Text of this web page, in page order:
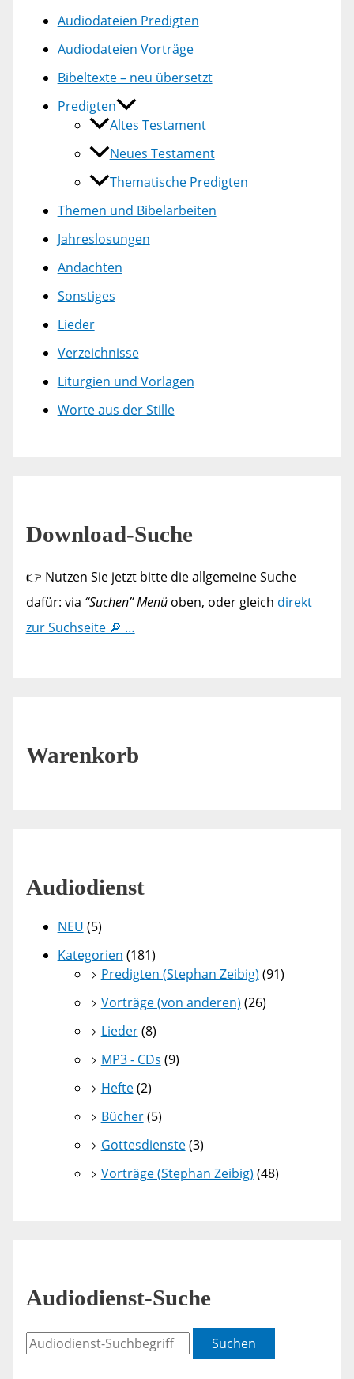
Audiodateien Predigten
Audiodateien Vorträge
Bibeltexte – neu übersetzt
Predigten
Altes Testament
Neues Testament
Thematische Predigten
Themen und Bibelarbeiten
Jahreslosungen
Andachten
Sonstiges
Lieder
Verzeichnisse
Liturgien und Vorlagen
Worte aus der Stille
Download-Suche
👉 Nutzen Sie jetzt bitte die allgemeine Suche
dafür: via “Suchen” Menüoben, oder gleich direkt
zur Suchseite 🔎 …
Warenkorb
Audiodienst
NEU (5)
Kategorien (181)
Predigten (Stephan Zeibig) (91)
Vorträge (von anderen) (26)
Lieder(8)
MP3 - CDs (9)
Hefte(2)
Bücher(5)
Gottesdienste(3)
Vorträge (Stephan Zeibig) (48)
Audiodienst-Suche
Suchen